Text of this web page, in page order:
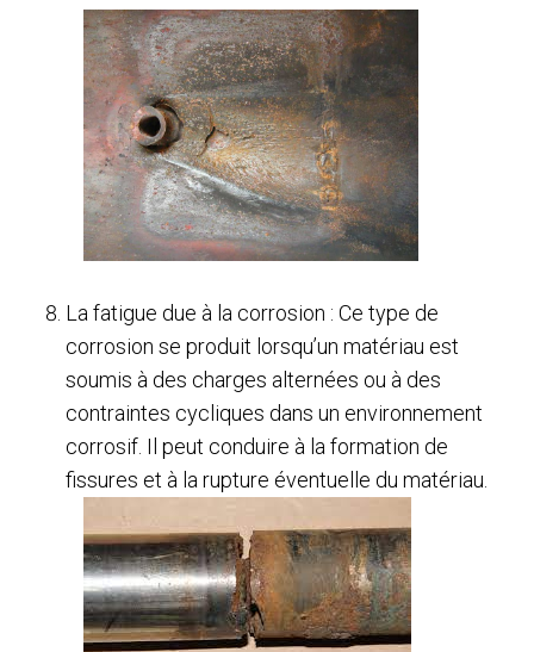
La fatigue due à la corrosion : Ce type de
corrosion se produit lorsqu’un matériau est
soumis à des charges alternées ou à des
contraintes cycliques dans un environnement
corrosif. Il peut conduire à la formation de
fissures et à la rupture éventuelle du matériau.